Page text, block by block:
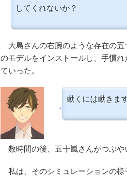
してくれないか？
大島さんの右腕のような存在の
のモデルをインストールし、手慣
ていった。
動くには動きま
数時間の後、五十嵐さんがつぶや
私は、そのシミュレーションの様